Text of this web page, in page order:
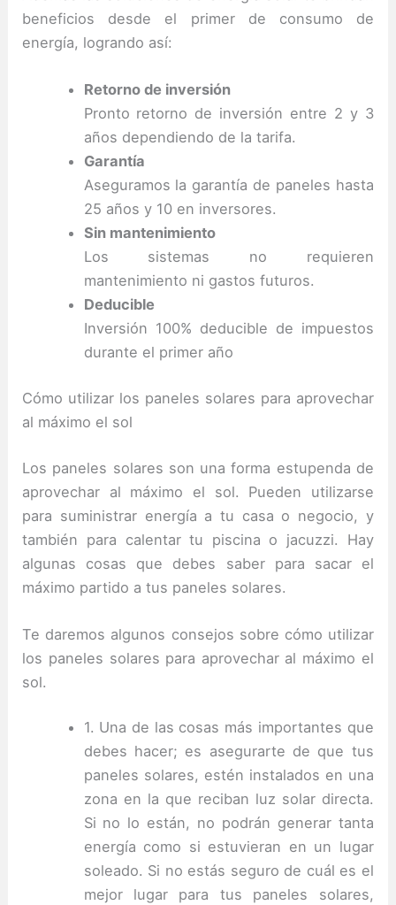
beneficios desde el primer de consumo de
energía, logrando así:
Retorno de inversión
Pronto retorno de inversión entre 2 y 3
años dependiendo de la tarifa.
Garantía
Aseguramos la garantía de paneles hasta
25 años y 10 en inversores.
Sin mantenimiento
Los sistemas no requieren
mantenimiento ni gastos futuros.
Deducible
Inversión 100% deducible de impuestos
durante el primer año
Cómo utilizar los paneles solares para aprovechar
al máximo el sol
Los paneles solares son una forma estupenda de
aprovechar al máximo el sol. Pueden utilizarse
para suministrar energía a tu casa o negocio, y
también para calentar tu piscina o jacuzzi. Hay
algunas cosas que debes saber para sacar el
máximo partido a tus paneles solares.
Te daremos algunos consejos sobre cómo utilizar
los paneles solares para aprovechar al máximo el
sol.
1. Una de las cosas más importantes que
debes hacer; es asegurarte de que tus
paneles solares, estén instalados en una
zona en la que reciban luz solar directa.
Si no lo están, no podrán generar tanta
energía como si estuvieran en un lugar
soleado. Si no estás seguro de cuál es el
mejor lugar para tus paneles solares,